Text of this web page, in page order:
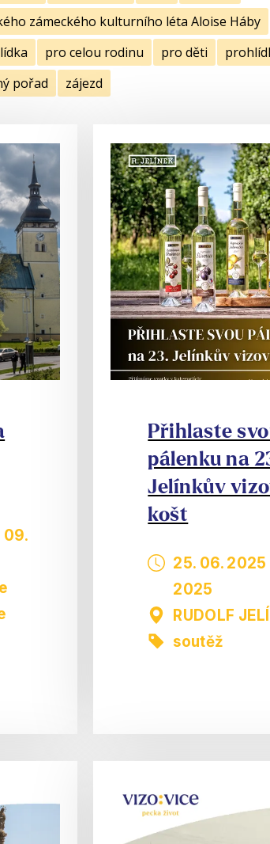
zámeckého kulturního léta Aloise Háby
pro celou rodinu pro děti
pořad zájezd
09.
Přihlaste
pálenku na
Jelínkův
košt
25. 06. 2025
2025
RUDOLF
soutěž